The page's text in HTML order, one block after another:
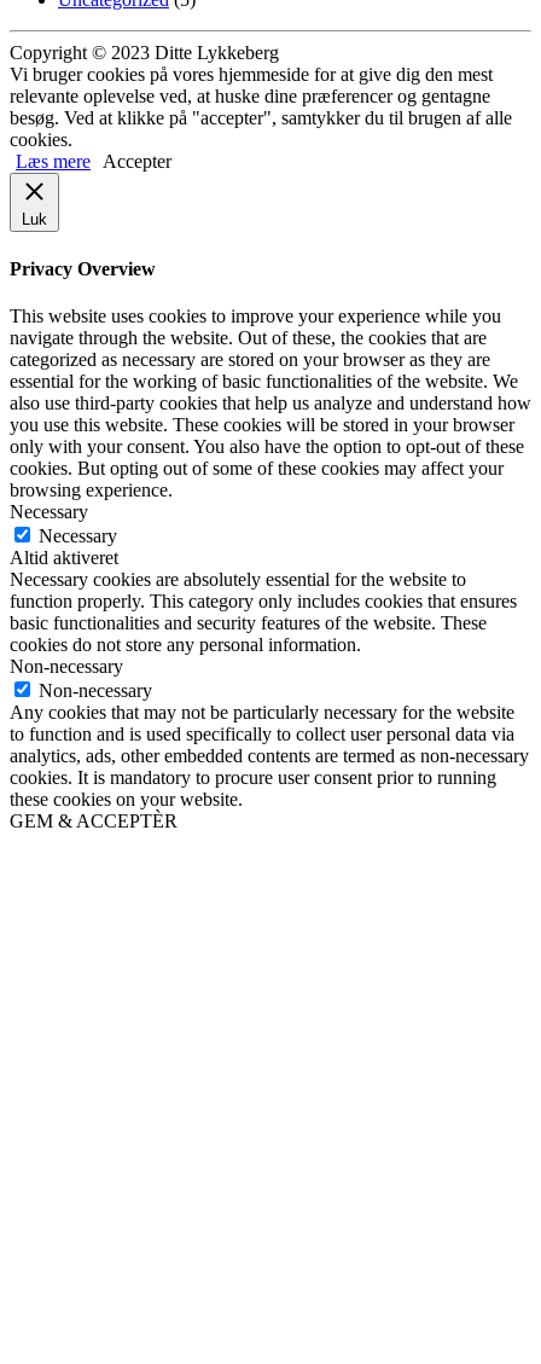
Copyright © 2023 Ditte Lykkeberg
Vi bruger cookies på vores hjemmeside for at give dig den mest
relevante oplevelse ved, at huske dine præferencer og gentagne
besøg. Ved at klikke på "accepter", samtykker du til brugen af alle
cookies.
Læs mere Accepter
Luk
Privacy Overview
This website uses cookies to improve your experience while you
navigate through the website. Out of these, the cookies that are
categorized as necessary are stored on your browser as they are
essential for the working of basic functionalities of the website. We
also use third-party cookies that help us analyze and understand how
you use this website. These cookies will be stored in your browser
only with your consent. You also have the option to opt-out of these
cookies. But opting out of some of these cookies may affect your
browsing experience.
Necessary
Necessary
Altid aktiveret
Necessary cookies are absolutely essential for the website to
function properly. This category only includes cookies that ensures
basic functionalities and security features of the website. These
cookies do not store any personal information.
Non-necessary
Non-necessary
Any cookies that may not be particularly necessary for the website
to function and is used specifically to collect user personal data via
analytics, ads, other embedded contents are termed as non-necessary
cookies. It is mandatory to procure user consent prior to running
these cookies on your website.
GEM & ACCEPTÈR